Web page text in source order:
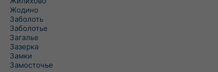
Жодино
Заболоть
Заболотье
Загалье
Зазерка
Замки
Замосточье